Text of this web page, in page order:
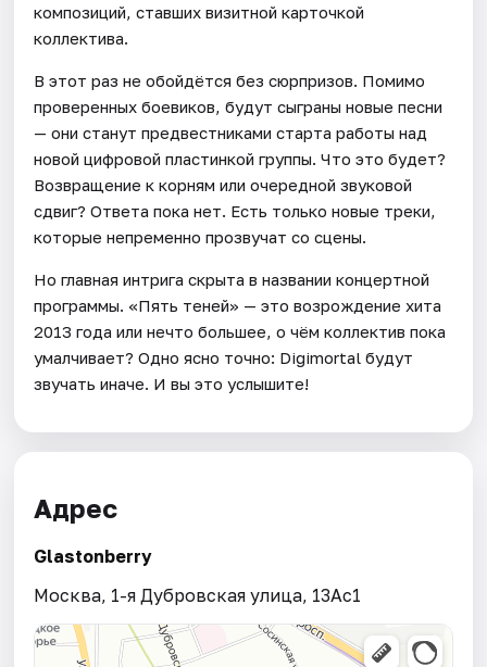
композиций, ставших визитной карточкой
коллектива.
В этот раз не обойдётся без сюрпризов. Помимо
проверенных боевиков, будут сыграны новые песни
— они станут предвестниками старта работы над
новой цифровой пластинкой группы. Что это будет?
Возвращение к корням или очередной звуковой
сдвиг? Ответа пока нет. Есть только новые треки,
которые непременно прозвучат со сцены.
Но главная интрига скрыта в названии концертной
программы. «Пять теней» — это возрождение хита
2013 года или нечто большее, о чём коллектив пока
умалчивает? Одно ясно точно: Digimortal будут
звучать иначе. И вы это услышите!
Адрес
Glastonberry
Москва, 1-я Дубровская улица, 13Ас1